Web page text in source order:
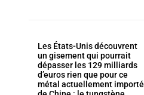
Les États-Unis découvrent
un gisement qui pourrait
dépasser les 129 milliards
d’euros rien que pour ce
métal actuellement importé